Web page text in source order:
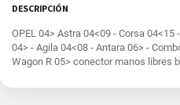
DESCRIPCIÓN
OPEL 04> Astra 04<09 - Corsa
04> - Agila 04<08 - Antara 06> -
Wagon R 05> conector manos libres